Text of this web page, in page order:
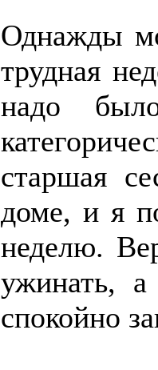
Однажды
трудная
надо
старшая
доме, и я
неделю.
ужинать,
спокойно